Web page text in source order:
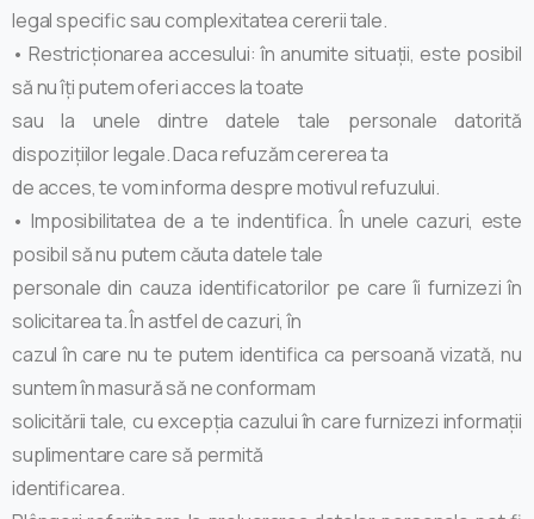
legal specific sau complexitatea cererii tale.
• Restricționarea accesului: în anumite situații, este posibil
să nu îți putem oferi acces la toate
sau la unele dintre datele tale personale datorită
dispozițiilor legale. Daca refuzăm cererea ta
de acces, te vom informa despre motivul refuzului.
• Imposibilitatea de a te indentifica. În unele cazuri, este
posibil să nu putem căuta datele tale
personale din cauza identificatorilor pe care îi furnizezi în
solicitarea ta. În astfel de cazuri, în
cazul în care nu te putem identifica ca persoană vizată, nu
suntem în masură să ne conformam
solicitării tale, cu excepția cazului în care furnizezi informații
suplimentare care să permită
identificarea.